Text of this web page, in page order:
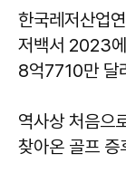
한국레저산업
저백서 2023
8억7710만 달
역사상 처음으
찾아온 골프 증